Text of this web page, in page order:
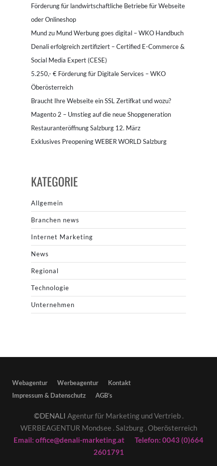
Förderung für landwirtschaftliche Betriebe für Webseite
oder Onlineshop
Mund zu Mund Werbung goes digital – WKO Handbuch
Denali erfolgreich zertifiziert – Certified E-Commerce &
Social Media Expert (CESE)
5.250,- € Förderung für Digitale Services – WKO
Öberösterreich
Braucht Ihre Webseite ein SSL Zertifkat und wozu?
Magento 2 – Umstieg auf die neue Shopgeneration
Restauranteröffnung Salzburg 12. März
Exklusives Preopening WEBER WORLD Salzburg
KATEGORIE
Allgemein
Branchen news
Internet Marketing
News
Regional
Technologie
Unternehmen
Webagentur Werbeagentur
Kontakt
Impressum & Datenschutz
AGB’s
©DENALI Agentur für Marketing und Vertrieb .
WERBEAGENTUR Mondsee . Salzburg . Oberösterreich
Email: office@denali-marketing.at Telefon: 0043 (0)664
2601791